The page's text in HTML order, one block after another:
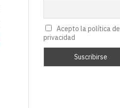
Acepto la política de
privacidad